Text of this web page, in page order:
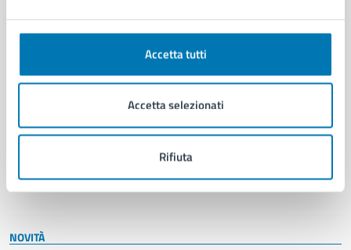
Accetta tutti
Accetta selezionati
Rifiuta
Autorizzazioni
Documenti e certificati
Educazione e formazione
Giustizia e sicurezza pubblica
Imprese e commercio
Vita lavorativa
NOVITÀ